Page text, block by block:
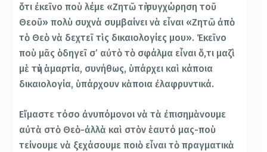
ὅτι ἐκεῖνο ποὺ λέμε «Ζητῶ τὴ συγχώρηση τοῦ
Θεοῦ» πολὺ συχνὰ συμβαίνει νὰ εἶναι «Ζητῶ ἀπὸ
τὸ Θεὸ νὰ δεχτεῖ τὶς δικαιολογίες μου». Ἐκεῖνο
ποὺ μᾶς ὁδηγεῖ σ’ αὐτὸ τὸ σφάλμα εἶναι ὅ,τι μαζὶ
μὲ τὴν ἁμαρτία, συνήθως, ὑπάρχει καὶ κάποια
δικαιολογία, ὑπάρχουν κὰποια ἐλαφρυντικά.
Εἴμαστε τόσο ἀνυπόμονοι νὰ τὰ ἐπισημὰνουμε
αὐτὰ στὸ Θεὸ-ἀλλὰ καὶ στὸν ἑαυτό μας-ποὺ
τείνουμε νὰ ξεχάσουμε ποιὸ εἶναι τὸ πραγματικὰ